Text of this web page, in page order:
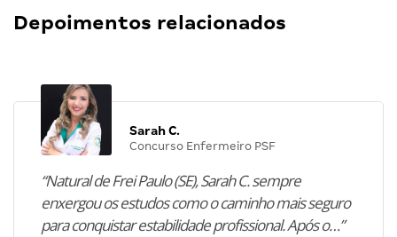
Depoimentos relacionados
Sarah C.
Concurso Enfermeiro PSF
“Natural de Frei Paulo (SE), Sarah C. sempre
enxergou os estudos como o caminho mais seguro
para conquistar estabilidade profissional. Após o…”